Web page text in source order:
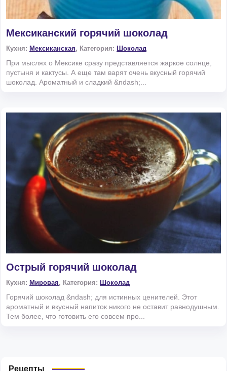
Мексиканский горячий шоколад
Кухня: Мексиканская, Категория: Шоколад
При мыслях о Мексике сразу представляется жаркое солнце,
пустыня и кактусы. А еще там варят очень вкусный горячий
шоколад. Ароматный и сладкий &ndash;...
Острый горячий шоколад
Кухня: Мировая, Категория: Шоколад
Горячий шоколад &ndash; для истинных ценителей. Этот
ароматный и вкусный напиток никого не оставит равнодушным.
Тем более, что готовить его совсем про...
Рецепты